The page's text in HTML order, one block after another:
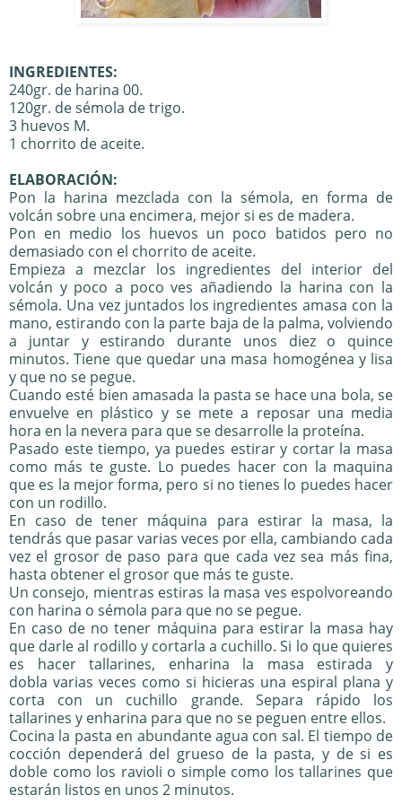
INGREDIENTES:
240gr. de harina 00.
120gr. de sémola de trigo.
3 huevos M.
1 chorrito de aceite.
ELABORACIÓN:
Pon la harina mezclada con la sémola, en forma de
volcán sobre una encimera, mejor si es de madera.
Pon en medio los huevos un poco batidos pero no
demasiado con el chorrito de aceite.
Empieza a mezclar los ingredientes del interior del
volcán y poco a poco ves añadiendo la harina con la
sémola. Una vez juntados los ingredientes amasa con la
mano, estirando con la parte baja de la palma, volviendo
a juntar y estirando durante unos diez o quince
minutos. Tiene que quedar una masa homogénea y lisa
y que no se pegue.
Cuando esté bien amasada la pasta se hace una bola, se
envuelve en plástico y se mete a reposar una media
hora en la nevera para que se desarrolle la proteína.
Pasado este tiempo, ya puedes estirar y cortar la masa
como más te guste. Lo puedes hacer con la maquina
que es la mejor forma, pero si no tienes lo puedes hacer
con un rodillo.
En caso de tener máquina para estirar la masa, la
tendrás que pasar varias veces por ella, cambiando cada
vez el grosor de paso para que cada vez sea más fina,
hasta obtener el grosor que más te guste.
Un consejo, mientras estiras la masa ves espolvoreando
con harina o sémola para que no se pegue.
En caso de no tener máquina para estirar la masa hay
que darle al rodillo y cortarla a cuchillo. Si lo que quieres
es hacer tallarines, enharina la masa estirada y
dobla varias veces como si hicieras una espiral plana y
corta con un cuchillo grande. Separa rápido los
tallarines y enharina para que no se peguen entre ellos.
Cocina la pasta en abundante agua con sal. El tiempo de
cocción dependerá del grueso de la pasta, y de si es
doble como los ravioli o simple como los tallarines que
estarán listos en unos 2 minutos.